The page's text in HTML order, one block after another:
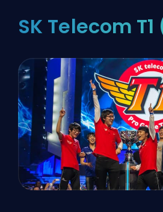
SK Telecom T1